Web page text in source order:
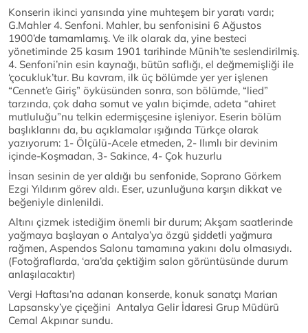
Konserin ikinci yarısında yine muhteşem bir yaratı vardı;
G.Mahler 4. Senfoni. Mahler, bu senfonisini 6 Ağustos
1900’de tamamlamış. Ve ilk olarak da, yine besteci
yönetiminde 25 kasım 1901 tarihinde Münih’te seslendirilmiş.
4. Senfoni’nin esin kaynağı, bütün saflığı, el değmemişliği ile
‘çocukluk’tur. Bu kavram, ilk üç bölümde yer yer işlenen
“Cennet’e Giriş” öyküsünden sonra, son bölümde, “lied”
tarzında, çok daha somut ve yalın biçimde, adeta “ahiret
mutluluğu”nu telkin edermişçesine işleniyor. Eserin bölüm
başlıklarını da, bu açıklamalar ışığında Türkçe olarak
yazıyorum: 1- Ölçülü-Acele etmeden, 2- Ilımlı bir devinim
içinde-Koşmadan, 3- Sakince, 4- Çok huzurlu
İnsan sesinin de yer aldığı bu senfonide, Soprano Görkem
Ezgi Yıldırım görev aldı. Eser, uzunluğuna karşın dikkat ve
beğeniyle dinlenildi.
Altını çizmek istediğim önemli bir durum; Akşam saatlerinde
yağmaya başlayan o Antalya’ya özgü şiddetli yağmura
rağmen, Aspendos Salonu tamamına yakını dolu olmasıydı.
(Fotoğraflarda, ‘ara’da çektiğim salon görüntüsünde durum
anlaşılacaktır)
Vergi Haftası’na adanan konserde, konuk sanatçı Marian
Lapsansky’ye çiçeğini Antalya Gelir İdaresi Grup Müdürü
Cemal Akpınar sundu.